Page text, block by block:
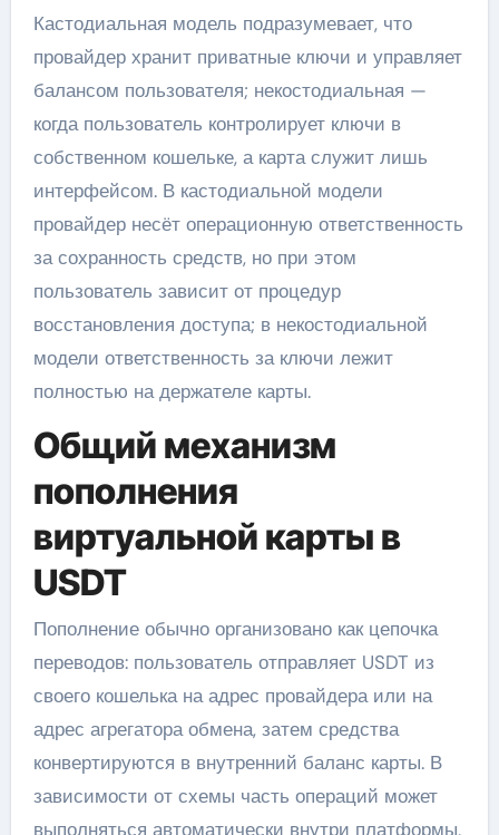
Кастодиальная модель подразумевает, что
провайдер хранит приватные ключи и управляет
балансом пользователя; некостодиальная —
когда пользователь контролирует ключи в
собственном кошельке, а карта служит лишь
интерфейсом. В кастодиальной модели
провайдер несёт операционную ответственность
за сохранность средств, но при этом
пользователь зависит от процедур
восстановления доступа; в некостодиальной
модели ответственность за ключи лежит
полностью на держателе карты.
Общий механизм
пополнения
виртуальной карты в
USDT
Пополнение обычно организовано как цепочка
переводов: пользователь отправляет USDT из
своего кошелька на адрес провайдера или на
адрес агрегатора обмена, затем средства
конвертируются в внутренний баланс карты. В
зависимости от схемы часть операций может
выполняться автоматически внутри платформы,